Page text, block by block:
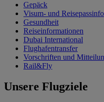
Gepäck
Visum- und
Gesundheit
Reiseinformationen
Dubai International
Flughafentransfer
Vorschriften und
Rail&Fly
Unsere Flugziele